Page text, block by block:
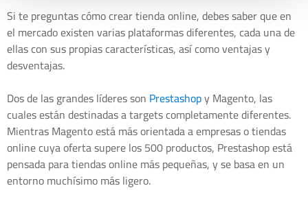
Si te preguntas cómo crear tienda online, debes saber que en
el mercado existen varias plataformas diferentes, cada una de
ellas con sus propias características, así como ventajas y
desventajas.
Dos de las grandes líderes son Prestashopy Magento, las
cuales están destinadas a targets completamente diferentes.
Mientras Magento está más orientada a empresas o tiendas
online cuya oferta supere los 500 productos, Prestashop está
pensada para tiendas online más pequeñas, y se basa en un
entorno muchísimo más ligero.